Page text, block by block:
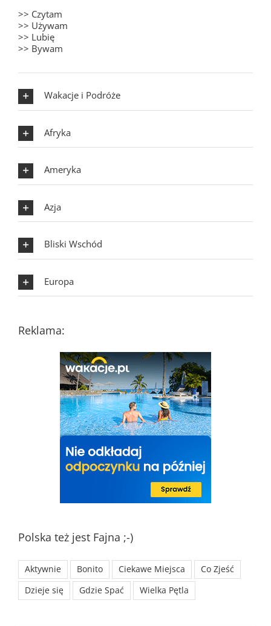
>> Czytam
>> Używam
>> Lubię
>> Bywam
Wakacje i Podróże
Afryka
Ameryka
Azja
Bliski Wschód
Europa
Reklama:
Polska też jest Fajna ;-)
Aktywnie Bonito Ciekawe Miejsca
Co Zjeść
Dzieje się
Gdzie Spać Wielka Pętla